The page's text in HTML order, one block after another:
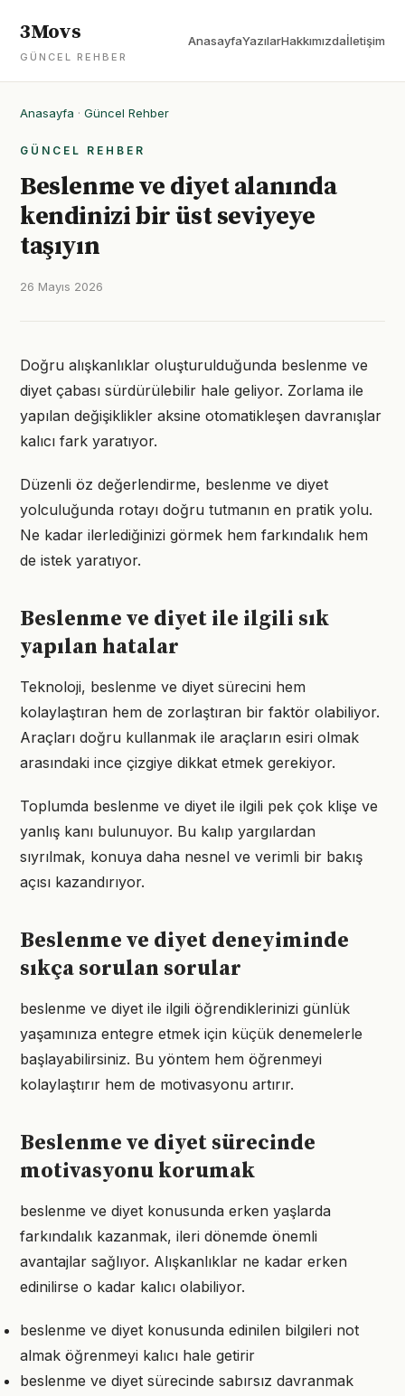
3Movs
GÜNCEL REHBER
AnasayfaYazılarHakkımızdaİletişim
Anasayfa · Güncel Rehber
GÜNCEL REHBER
Beslenme ve diyet alanında
kendinizi bir üst seviyeye
taşıyın
26 Mayıs 2026
Doğru alışkanlıklar oluşturulduğunda beslenme ve
diyet çabası sürdürülebilir hale geliyor. Zorlama ile
yapılan değişiklikler aksine otomatikleşen davranışlar
kalıcı fark yaratıyor.
Düzenli öz değerlendirme, beslenme ve diyet
yolculuğunda rotayı doğru tutmanın en pratik yolu.
Ne kadar ilerlediğinizi görmek hem farkındalık hem
de istek yaratıyor.
Beslenme ve diyet ile ilgili sık
yapılan hatalar
Teknoloji, beslenme ve diyet sürecini hem
kolaylaştıran hem de zorlaştıran bir faktör olabiliyor.
Araçları doğru kullanmak ile araçların esiri olmak
arasındaki ince çizgiye dikkat etmek gerekiyor.
Toplumda beslenme ve diyet ile ilgili pek çok klişe ve
yanlış kanı bulunuyor. Bu kalıp yargılardan
sıyrılmak, konuya daha nesnel ve verimli bir bakış
açısı kazandırıyor.
Beslenme ve diyet deneyiminde
sıkça sorulan sorular
beslenme ve diyet ile ilgili öğrendiklerinizi günlük
yaşamınıza entegre etmek için küçük denemelerle
başlayabilirsiniz. Bu yöntem hem öğrenmeyi
kolaylaştırır hem de motivasyonu artırır.
Beslenme ve diyet sürecinde
motivasyonu korumak
beslenme ve diyet konusunda erken yaşlarda
farkındalık kazanmak, ileri dönemde önemli
avantajlar sağlıyor. Alışkanlıklar ne kadar erken
edinilirse o kadar kalıcı olabiliyor.
beslenme ve diyet konusunda edinilen bilgileri not
almak öğrenmeyi kalıcı hale getirir
beslenme ve diyet sürecinde sabırsız davranmak